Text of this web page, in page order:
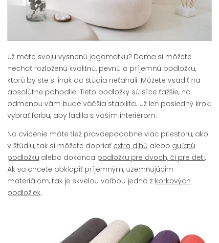
Už máte svoju vysnenú jogamatku? Doma si môžete
nechať rozloženú kvalitnú, pevnú a príjemnú podložku,
ktorú by ste si inak do štúdia neťahali. Môžete vsadiť na
absolútne pohodlie. Tieto podložky sú síce ťažšie, no
odmenou vám bude väčšia stabilita. Už len posledný krok:
vybrať farbu, aby ladila s vaším interiérom.
Na cvičenie máte tiež pravdepodobne viac priestoru, ako
v štúdiu, tak si môžete dopriať extra dlhú alebo guľatú
podložku alebo dokonca podložku pre dvoch, či pre deti.
Ak sa chcete obklopiť príjemným, uzemňujúcim
materiálom, tak je skvelou voľbou jedna z korkových
podložiek.